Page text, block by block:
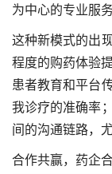
为中心的专业服
这种新模式的出
程度的购药体验
患者教育和平台
我诊疗的准确率
间的沟通链路，
合作共赢，药企